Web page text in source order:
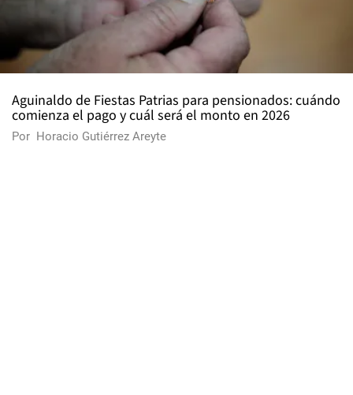
Aguinaldo de Fiestas Patrias para pensionados: cuándo
comienza el pago y cuál será el monto en 2026
Por Horacio Gutiérrez Areyte